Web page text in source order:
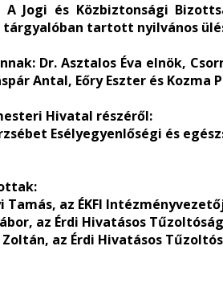
A Jogi és Közbiztonsági
tartott nyilvános
: Dr. Asztalos Éva elnök,
Antal, Eőry Eszter és
Hivatal részéről:
Esélyegyenlőségi és
:
Tamás, az ÉKFI
az Érdi Hivatásos
Zoltán, az Érdi Hivatásos